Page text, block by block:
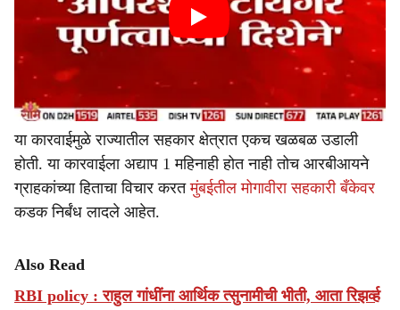
या कारवाईमुळे राज्यातील सहकार क्षेत्रात एकच खळबळ उडाली
होती. या कारवाईला अद्याप 1 महिनाही होत नाही तोच आरबीआयने
ग्राहकांच्या हिताचा विचार करतमुंबईतील मोगावीरा सहकारी बँकेवर
कडक निर्बंध लादले आहेत.
Also Read
RBI policy : राहुल गांधींना आर्थिक त्सुनामीची भीती, आता रिझर्व्ह